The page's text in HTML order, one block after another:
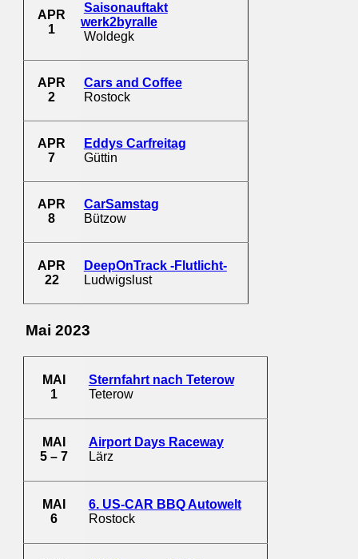
APR
1
Saisonauftakt
werk2byralle
Woldegk
APR
2
Cars and Coffee
Rostock
APR
7
Eddys Carfreitag
Güttin
APR
8
CarSamstag
Bützow
APR
22
DeepOnTrack -Flutlicht-
Ludwigslust
Mai 2023
MAI
1
Sternfahrt nach Teterow
Teterow
MAI
5 – 7
Airport Days Raceway
Lärz
MAI
6
6. US-CAR BBQ Autowelt
Rostock